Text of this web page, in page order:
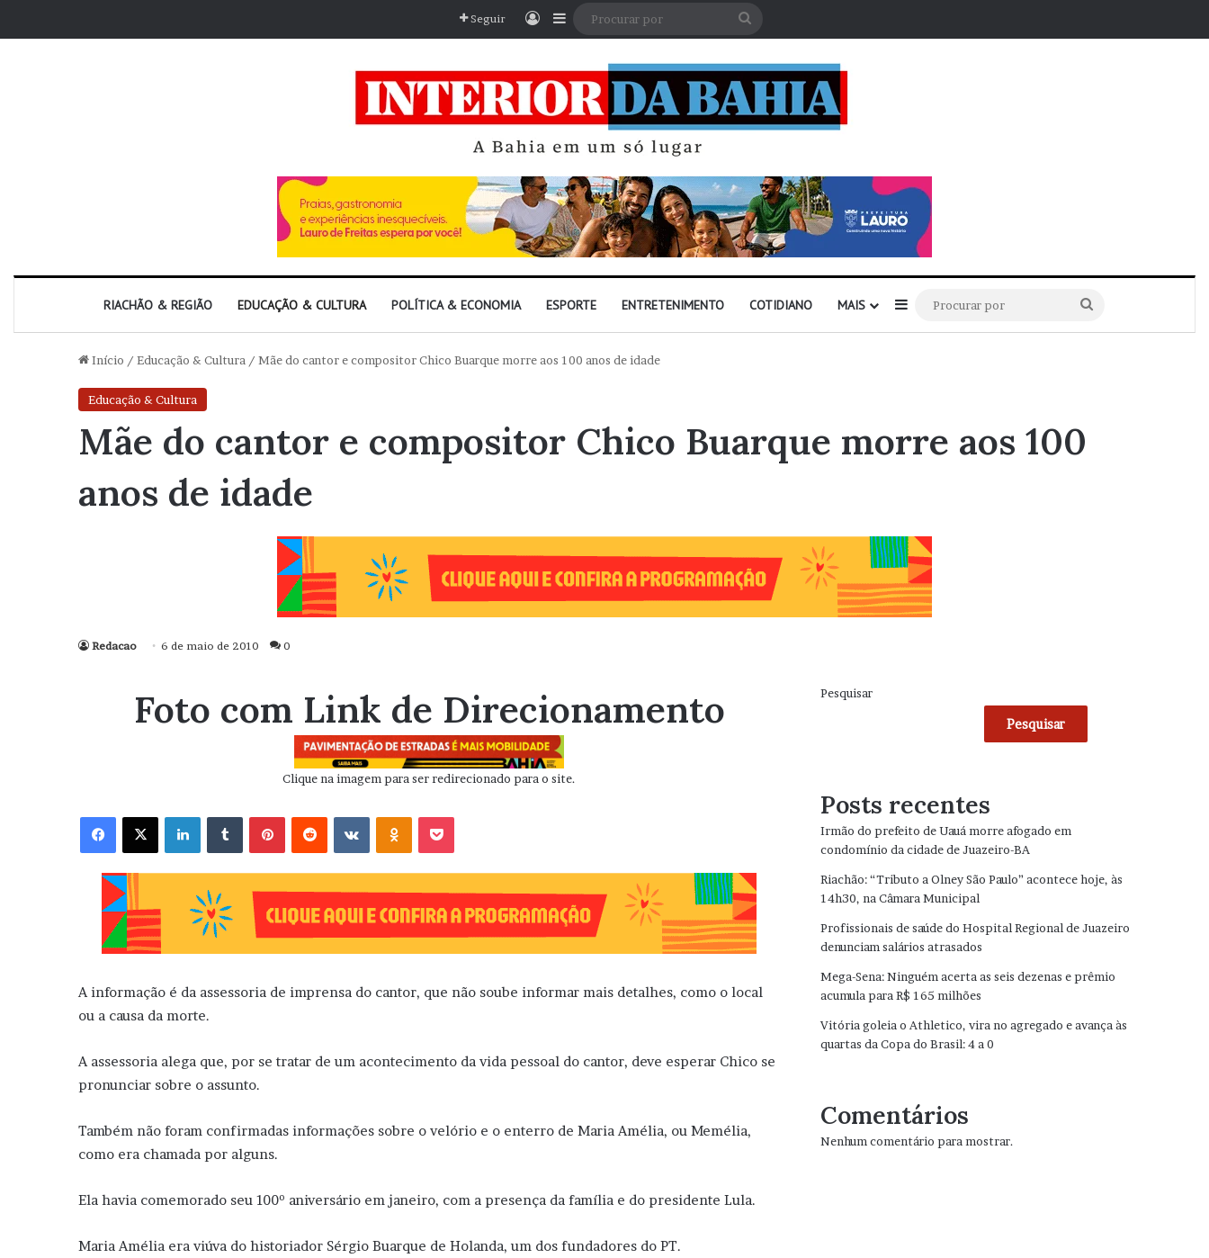
Seguir EntrarBarra Lateral
RIACHÃO & REGIÃO EDUCAÇÃO & CULTURA POLÍTICA & ECONOMIA ESPORTE ENTRETENIMENTO COTIDIANO MAIS Barra Lateral
por
Início / Educação & Cultura / Mãe do cantor e compositor Chico Buarque morre aos 100 anos de idade
Educação & Cultura
Mãe do cantor e compositor Chico Buarque morre aos 100
anos de idade
Redacao 6 de maio de 2010 0
Foto com Link de Direcionamento
Clique na imagem para ser redirecionado para o site.
Facebook X Linkedin VK OK
A informação é da assessoria de imprensa do cantor, que não soube informar mais detalhes, como o local
ou a causa da morte.
A assessoria alega que, por se tratar de um acontecimento da vida pessoal do cantor, deve esperar Chico se
pronunciar sobre o assunto.
Também não foram confirmadas informações sobre o velório e o enterro de Maria Amélia, ou Memélia,
como era chamada por alguns.
Ela havia comemorado seu 100º aniversário em janeiro, com a presença da família e do presidente Lula.
Maria Amélia era viúva do historiador Sérgio Buarque de Holanda, um dos fundadores do PT.
Pesquisar
Pesquisar
Posts recentes
Irmão do prefeito de Uauá morre afogado em
condomínio da cidade de Juazeiro-BA
Riachão: “Tributo a Olney São Paulo” acontece hoje, às
14h30, na Câmara Municipal
Profissionais de saúde do Hospital Regional de Juazeiro
denunciam salários atrasados
Mega-Sena: Ninguém acerta as seis dezenas e prêmio
acumula para R$ 165 milhões
Vitória goleia o Athletico, vira no agregado e avança às
quartas da Copa do Brasil: 4 a 0
Comentários
Nenhum comentário para mostrar.